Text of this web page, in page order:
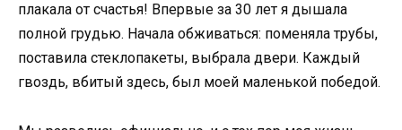
плакала от счастья! Впервые за 30 лет я дышала
полной грудью. Начала обживаться: поменяла трубы,
поставила стеклопакеты, выбрала двери. Каждый
гвоздь, вбитый здесь, был моей маленькой победой.